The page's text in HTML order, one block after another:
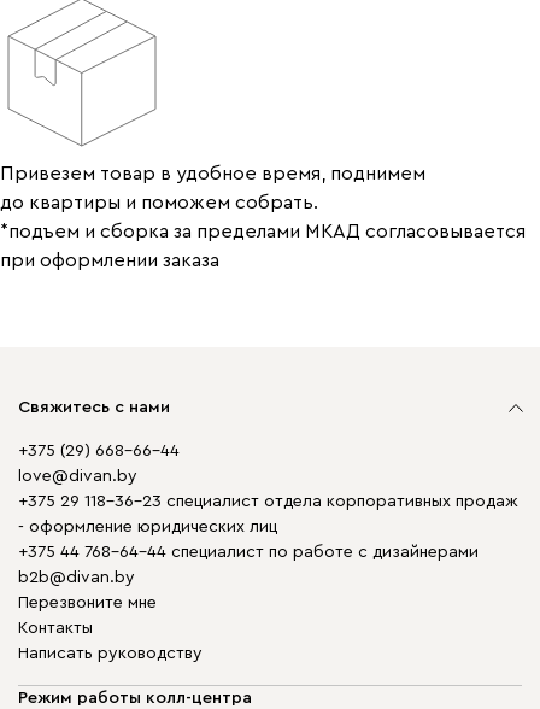
Привезем товар в удобное время, поднимем
до квартиры и поможем собрать.
*подъем и сборка за пределами МКАД согласовывается
при оформлении заказа
Свяжитесь с нами
+375 (29) 668-66-44
love@divan.by
+375 29 118-36-23 специалист отдела корпоративных продаж
- оформление юридических лиц
+375 44 768-64-44 специалист по работе с дизайнерами
b2b@divan.by
Перезвоните мне
Контакты
Написать руководству
Режим работы колл-центра